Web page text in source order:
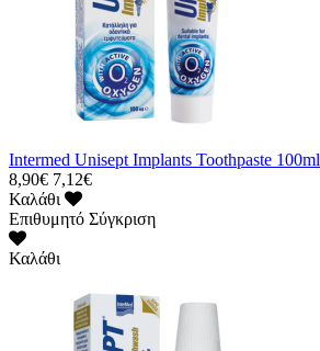
Intermed Unisept Implants Toothpaste 100ml
8,90€ 7,12€
Καλάθι
Επιθυμητό Σύγκριση
Καλάθι